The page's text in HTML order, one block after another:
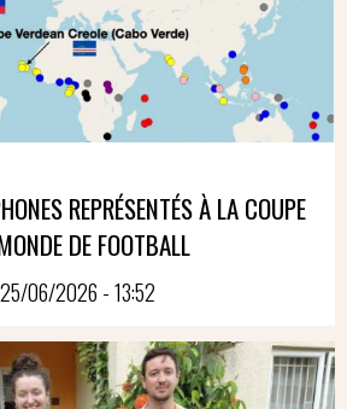
REPRÉSENTÉS À LA COUPE
DE FOOTBALL
25/06/2026 - 13:52